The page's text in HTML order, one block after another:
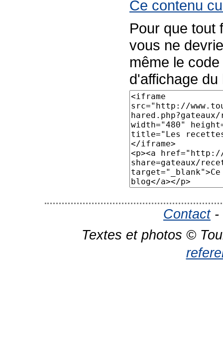
Ce contenu
Pour que tout
vous ne
même le
d'affichage du
Contact-
Textes et photos ©